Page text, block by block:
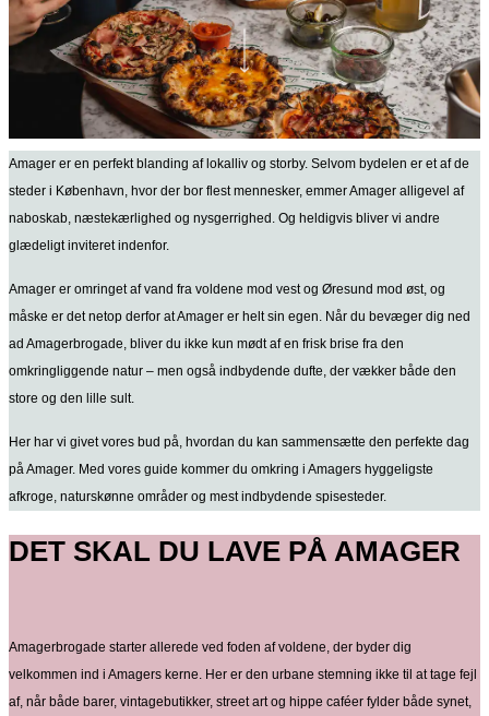
Amager er en perfekt blanding af lokalliv og storby. Selvom bydelen er et af de
steder i København, hvor der bor flest mennesker, emmer Amager alligevel af
naboskab, næstekærlighed og nysgerrighed. Og heldigvis bliver vi andre
glædeligt inviteret indenfor.
Amager er omringet af vand fra voldene mod vest og Øresund mod øst, og
måske er det netop derfor at Amager er helt sin egen. Når du bevæger dig ned
ad Amagerbrogade, bliver du ikke kun mødt af en frisk brise fra den
omkringliggende natur – men også indbydende dufte, der vækker både den
store og den lille sult.
Her har vi givet vores bud på, hvordan du kan sammensætte den perfekte dag
på Amager. Med vores guide kommer du omkring i Amagers hyggeligste
afkroge, naturskønne områder og mest indbydende spisesteder.
DET SKAL DU LAVE PÅ AMAGER
Amagerbrogade starter allerede ved foden af voldene, der byder dig
velkommen ind i Amagers kerne. Her er den urbane stemning ikke til at tage fejl
af, når både barer, vintagebutikker, street art og hippe caféer fylder både synet,